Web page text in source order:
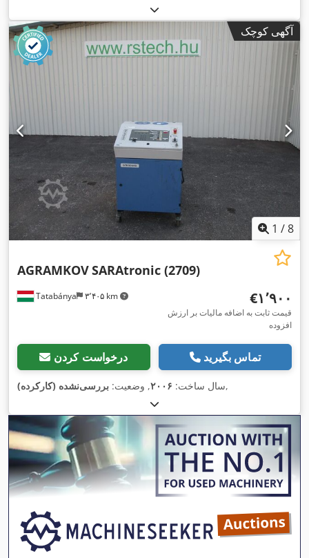
, نوع چرخ‌دنده:
مکانیکی, تعداد صندلی‌ها:۲, سال ساخت:۱۹۹۲ ,
آگهی کوچک
1 /8
Tatabánya ۳٬۴۰۵ km
AGRAMKOVSARAtronic (2709)
‎€۱٬۹۰۰
قیمت ثابت به اضافه مالیات بر ارزش
افزوده
درخواست کردن تماس بگیرید
سال ساخت: ۲۰۰۶, وضعیت: بررسی‌نشده (کارکرده) ,